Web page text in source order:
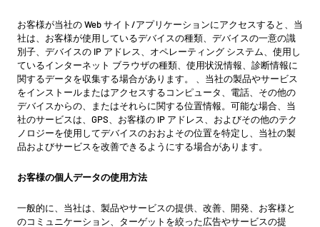
お客様が当社の Web サイト/アプリケーションにアクセスすると、当
社は、お客様が使用しているデバイスの種類、デバイスの一意の識
別子、デバイスの IP アドレス、オペレーティング システム、使用し
ているインターネット ブラウザの種類、使用状況情報、診断情報に
関するデータを収集する場合があります。 、当社の製品やサービス
をインストールまたはアクセスするコンピュータ、電話、その他の
デバイスからの、またはそれらに関する位置情報。可能な場合、当
社のサービスは、GPS、お客様の IP アドレス、およびその他のテク
ノロジーを使用してデバイスのおおよその位置を特定し、当社の製
品およびサービスを改善できるようにする場合があります。
お客様の個人データの使用方法
一般的に、当社は、製品やサービスの提供、改善、開発、お客様と
のコミュニケーション、ターゲットを絞った広告やサービスの提